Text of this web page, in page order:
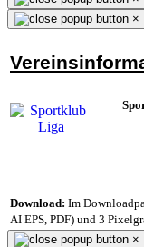
×
Download: Im
AI EPS, PDF) und 3
×